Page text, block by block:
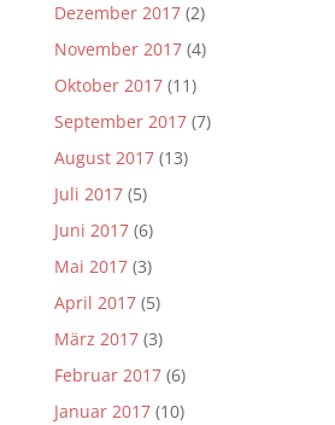
Dezember 2017(2)
November 2017(4)
Oktober 2017(11)
September 2017(7)
August 2017(13)
Juli 2017(5)
Juni 2017(6)
Mai 2017(3)
April 2017(5)
März 2017(3)
Februar 2017(6)
Januar 2017(10)